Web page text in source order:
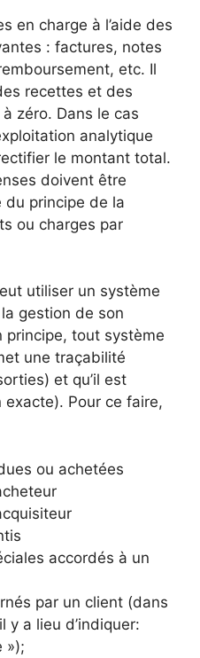
en charge à l’aide des
: factures, notes
etc. Il
recettes et des
zéro. Dans le cas
analytique
le montant total.
doivent être
du principe de la
ou charges par
utiliser un système
gestion de son
principe, tout système
une traçabilité
et qu’il est
Pour ce faire,
ou achetées
accordés à un
par un client (dans
y a lieu d’indiquer:
»);